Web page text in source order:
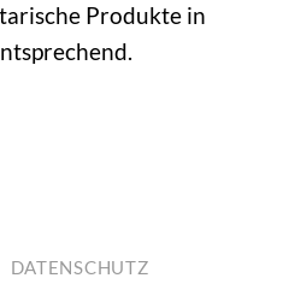
Produkte in
DATENSCHUTZ